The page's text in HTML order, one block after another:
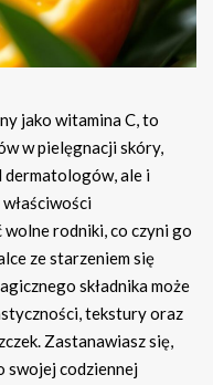
jako witamina C, to
w pielęgnacji skóry,
dermatologów, ale i
rodniki, co czyni go
ze starzeniem się
składnika może
tekstury oraz
Zastanawiasz się,
swojej codziennej